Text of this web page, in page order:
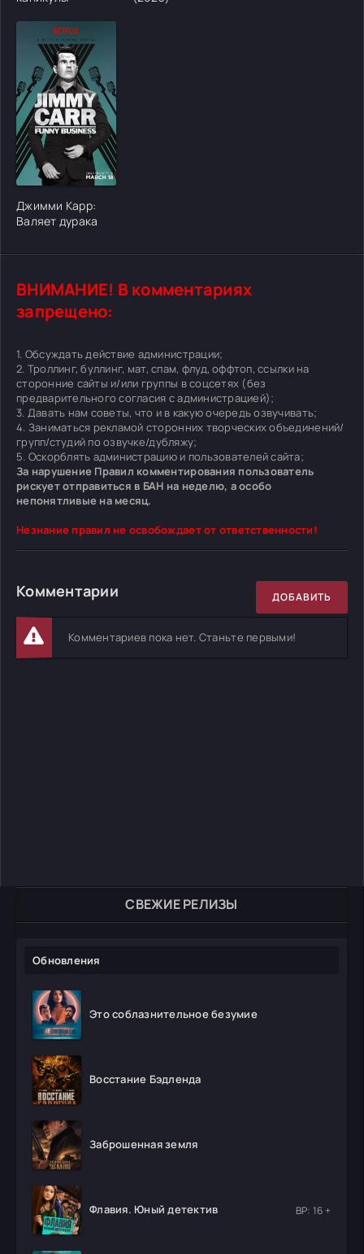
СВЕЖИЕ РЕЛИЗЫ
Обновления
Это соблазнительное безумие
Восстание Бэдленда
Заброшенная земля
Флавия. Юный детектив ВР: 16 +
[/xfgiven_cvh_poster_urlcvh_poster_url]
Джимми Карр:
Валяет дурака
ВНИМАНИЕ! В комментариях
запрещено:
1. Обсуждать действие администрации;
2. Троллинг, буллинг, мат, спам, флуд, оффтоп, ссылки на
сторонние сайты и/или группы в соцсетях (без
предварительного согласия с администрацией);
3. Давать нам советы, что и в какую очередь озвучивать;
4. Заниматься рекламой сторонних творческих объединений/
групп/студий по озвучке/дубляжу;
5. Оскорблять администрацию и пользователей сайта;
За нарушение Правил комментирования пользователь
рискует отправиться в БАН на неделю, а особо
непонятливые на месяц.
Незнание правил не освобождает от ответственности!
Комментарии ДОБАВИТЬ
Комментариев пока нет. Станьте первыми!